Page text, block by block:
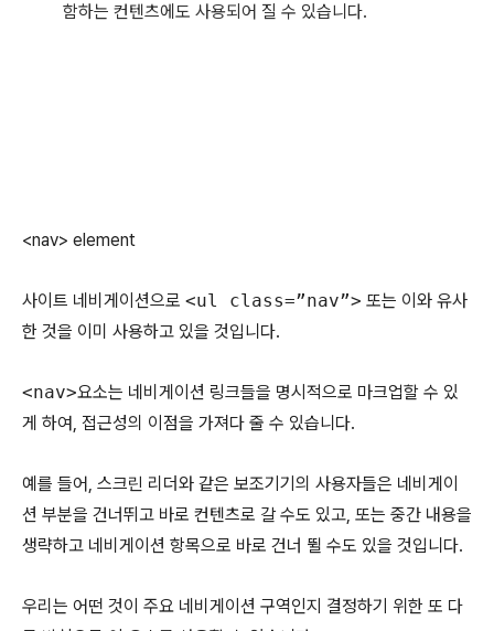
함하는 컨텐츠에도 사용되어 질 수 있습니다.
<nav> element
사이트 네비게이션으로 <ul class=”nav”> 또는 이와 유사
한 것을 이미 사용하고 있을 것입니다.
<nav>요소는 네비게이션 링크들을 명시적으로 마크업할 수 있
게 하여, 접근성의 이점을 가져다 줄 수 있습니다.
예를 들어, 스크린 리더와 같은 보조기기의 사용자들은 네비게이
션 부분을 건너뛰고 바로 컨텐츠로 갈 수도 있고, 또는 중간 내용을
생략하고 네비게이션 항목으로 바로 건너 뛸 수도 있을 것입니다.
우리는 어떤 것이 주요 네비게이션 구역인지 결정하기 위한 또 다